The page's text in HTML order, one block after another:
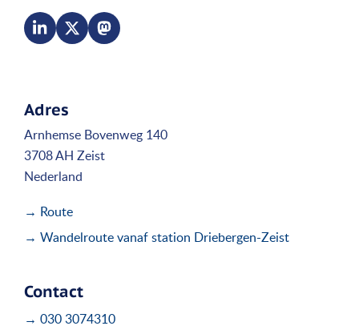
Adres
Arnhemse Bovenweg 140
3708 AH Zeist
Nederland
→ Route
→ Wandelroute vanaf station Driebergen-Zeist
Contact
→ 030 3074310